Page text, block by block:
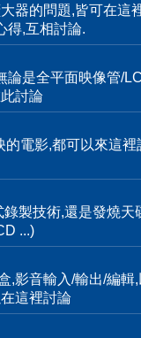
器的問題,皆可在這
得,互相討論.
論是全平面映像管/
討論
電影,都可以來這裡
製技術,還是發燒
...)
,影音輸入/輸出/編輯
這裡討論